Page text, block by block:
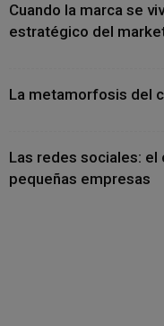
Cuando la marca se
estratégico del
La metamorfosis del
Las redes sociales: el
pequeñas empresas